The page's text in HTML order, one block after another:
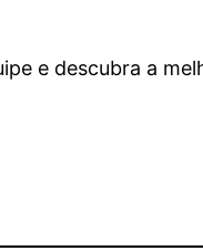
e descubra a